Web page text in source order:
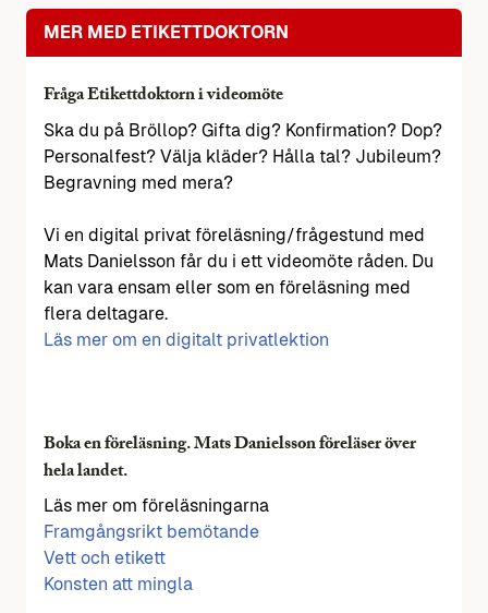
MER MED ETIKETTDOKTORN
Fråga Etikettdoktorn i videomöte
Ska du på Bröllop? Gifta dig? Konfirmation? Dop?
Personalfest? Välja kläder? Hålla tal? Jubileum?
Begravning med mera?
Vi en digital privat föreläsning/frågestund med
Mats Danielsson får du i ett videomöte råden. Du
kan vara ensam eller som en föreläsning med
flera deltagare.
Läs mer om en digitalt privatlektion
Boka en föreläsning. Mats Danielsson föreläser över
hela landet.
Läs mer om föreläsningarna
Framgångsrikt bemötande
Vett och etikett
Konsten att mingla